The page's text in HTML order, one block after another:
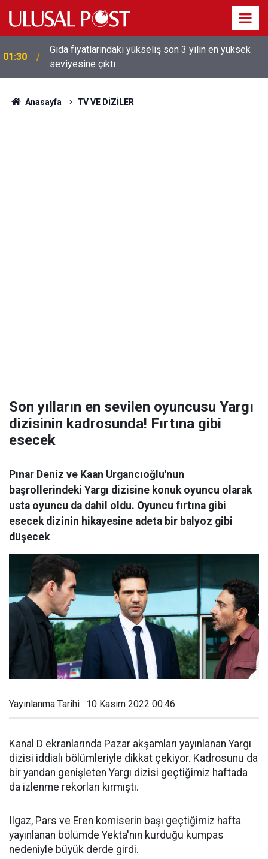
01:26
Galatasaray'dan sekiz kişi hakkında savcılığa suç
duyurusu
Anasayfa TV VE DİZİLER
Son yılların en sevilen oyuncusu Yargı
dizisinin kadrosunda! Fırtına gibi
esecek
Pınar Deniz ve Kaan Urgancıoğlu'nun
başrollerindeki Yargı dizisine konuk oyuncu olarak
usta oyuncu da dahil oldu. Oyuncu fırtına gibi
esecek dizinin hikayesine adeta bir balyoz gibi
düşecek
Yayınlanma Tarihi : 10 Kasım 2022 00:46
Kanal D ekranlarında Pazar akşamları yayınlanan Yargı
dizisi iddialı bölümleriyle dikkat çekiyor. Kadrosunu da
bir yandan genişleten Yargı dizisi geçtiğimiz haftada
da izlenme rekorları kırmıştı.
Ilgaz, Pars ve Eren komiserin başı geçtiğimiz hafta
yayınlanan bölümde Yekta'nın kurduğu kumpas
nedeniyle büyük derde girdi.